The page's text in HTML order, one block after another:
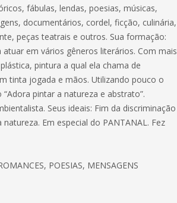
fábulas, lendas, poesias, músicas,
documentários, cordel, ficção, culinária,
peças teatrais e outros. Sua formação:
em vários gêneros literários. Com mais
pintura a qual ela chama de
tinta jogada e mãos. Utilizando pouco o
pintar a natureza e abstrato”.
Seus ideais: Fim da discriminação
Em especial do PANTANAL. Fez
POESIAS, MENSAGENS